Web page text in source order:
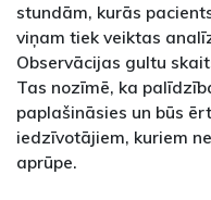
stundām, kurās
viņam tiek veiktas
Observācijas gultu
Tas nozīmē, ka
paplašināsies un būs
iedzīvotājiem, kuriem
aprūpe.